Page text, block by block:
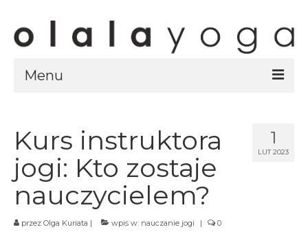
Menu
ubrania olalayoga
Olala Studio
Szczecin
1
LUT 2023
Kurs instruktora
jogi: Kto zostaje
nauczycielem?
przez Olga Kuriata | wpis w: nauczanie jogi | 0